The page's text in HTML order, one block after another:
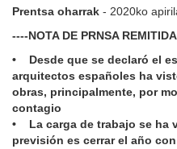
Prentsa oharrak - 2020ko
----NOTA DE PRNSA
• Desde que se declaró el
arquitectos españoles ha
obras, principalmente, por
contagio
• La carga de trabajo se ha
previsión es cerrar el año